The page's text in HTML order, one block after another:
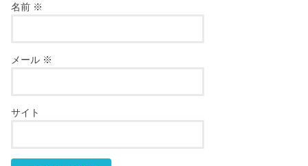
名前 ※
メール ※
サイト